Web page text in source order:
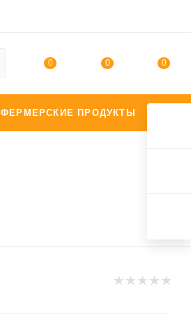
0 0 0
ФЕРМЕРСКИЕ ПРОДУКТЫ